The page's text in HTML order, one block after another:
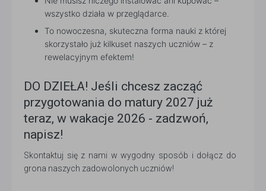
wszystko działa w przeglądarce.
To nowoczesna, skuteczna forma nauki z której
skorzystało już kilkuset naszych uczniów – z
rewelacyjnym efektem!
DO DZIEŁA! Jeśli chcesz zacząć
przygotowania do matury 2027 już
teraz, w wakacje 2026 - zadzwoń,
napisz!
Skontaktuj się z nami w wygodny sposób i dołącz do
grona naszych zadowolonych uczniów!